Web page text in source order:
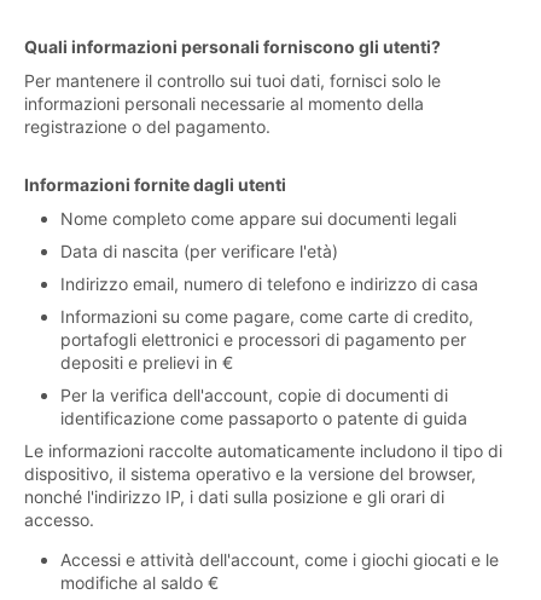
Quali informazioni personali forniscono gli utenti?
Per mantenere il controllo sui tuoi dati, fornisci solo le
informazioni personali necessarie al momento della
registrazione o del pagamento.
Informazioni fornite dagli utenti
Nome completo come appare sui documenti legali
Data di nascita (per verificare l'età)
Indirizzo email, numero di telefono e indirizzo di casa
Informazioni su come pagare, come carte di credito,
portafogli elettronici e processori di pagamento per
depositi e prelievi in €
Per la verifica dell'account, copie di documenti di
identificazione come passaporto o patente di guida
Le informazioni raccolte automaticamente includono il tipo di
dispositivo, il sistema operativo e la versione del browser,
nonché l'indirizzo IP, i dati sulla posizione e gli orari di
accesso.
Accessi e attività dell'account, come i giochi giocati e le
modifiche al saldo €